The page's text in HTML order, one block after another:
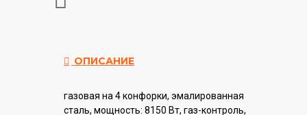
ОПИСАНИЕ
газовая на 4 конфорки, эмалированная
сталь, мощность: 8150 Вт, газ-контроль,